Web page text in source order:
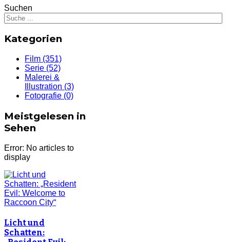
Suchen
Kategorien
Film (351)
Serie (52)
Malerei &
Illustration (3)
Fotografie (0)
Meistgelesen in
Sehen
Error: No articles to
display
Licht und
Schatten: